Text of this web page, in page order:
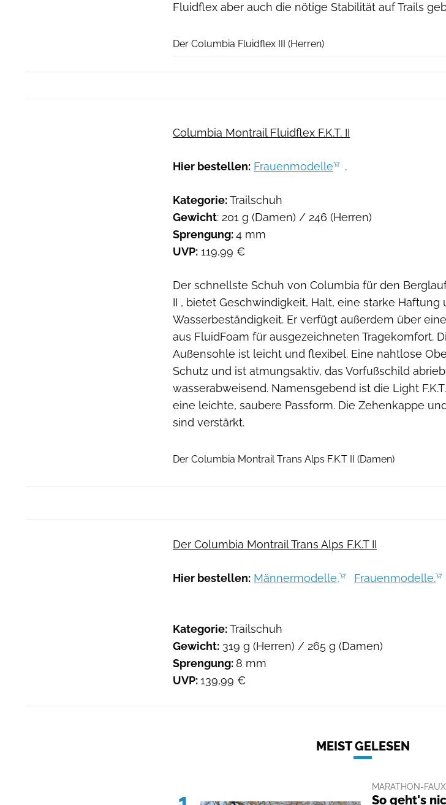
Fluidflex aber auch die nötige Stabilität auf Trails
Der Columbia Fluidflex III (Herren)
Columbia Montrail Fluidflex F.K.T. II
Hier bestellen: Frauenmodelle .
Kategorie:Trailschuh
Gewicht: 201 g (Damen) / 246 (Herren)
Sprengung:4 mm
UVP: 119,99 €
Der schnellste Schuh von Columbia für den Berglauf,
II , bietet Geschwindigkeit, Halt, eine starke Haftung
Wasserbeständigkeit. Er verfügt außerdem über
aus FluidFoam für ausgezeichneten Tragekomfort.
Außensohle ist leicht und flexibel. Eine nahtlose
Schutz und ist atmungsaktiv, das Vorfußschild
wasserabweisend. Namensgebend ist die Light
eine leichte, saubere Passform. Die Zehenkappe
sind verstärkt.
Der Columbia Montrail Trans Alps F.K.T II (Damen)
Der Columbia Montrail Trans Alps F.K.T II
Hier bestellen: Männermodelle, Frauenmodelle.
Kategorie:Trailschuh
Gewicht: 319 g (Herren) / 265 g (Damen)
Sprengung: 8 mm
UVP:139,99 €
MEIST GELESEN
MARATHON-
So geht's